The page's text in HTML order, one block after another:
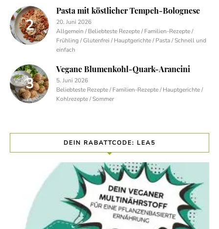
Pasta mit köstlicher Tempeh-Bolognese
20. Juni 2026
Allgemein / Beliebteste Rezepte / Familien-Rezepte /
Frühling / Glutenfrei / Hauptgerichte / Pasta / Schnell und
einfach
Vegane Blumenkohl-Quark-Arancini
5. Juni 2026
Beliebteste Rezepte / Familien-Rezepte / Hauptgerichte /
Kohlrezepte / Sommer
DEIN RABATTCODE: LEA5